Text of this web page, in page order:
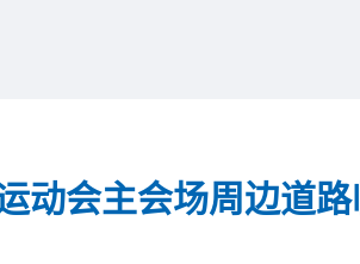
动会主会场周边道